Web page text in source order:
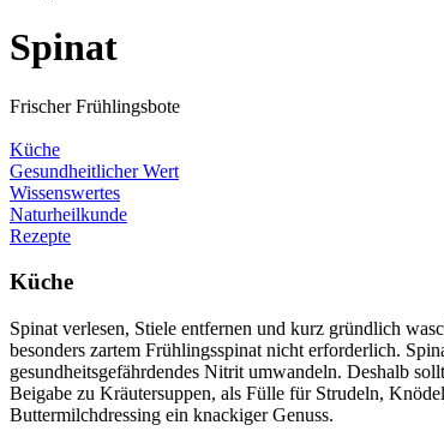
Spinat
Frischer Frühlingsbote
Küche
Gesundheitlicher Wert
Wissenswertes
Naturheilkunde
Rezepte
Küche
Spinat verlesen, Stiele entfernen und kurz gründlich
besonders zartem Frühlingsspinat nicht erforderlich.
gesundheitsgefährdendes Nitrit umwandeln. Deshalb
Beigabe zu Kräutersuppen, als Fülle für Strudeln,
Buttermilchdressing ein knackiger Genuss.